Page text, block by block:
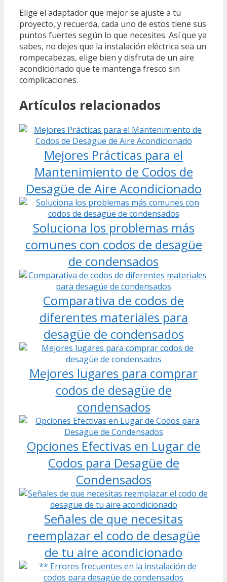
Elige el adaptador que mejor se ajuste a tu
proyecto, y recuerda, cada uno de estos tiene sus
puntos fuertes según lo que necesites. Así que ya
sabes, no dejes que la instalación eléctrica sea un
rompecabezas, elige bien y disfruta de un aire
acondicionado que te mantenga fresco sin
complicaciones.
Artículos relacionados
Mejores Prácticas para el
Mantenimiento de Codos de
Desagüe de Aire Acondicionado
Soluciona los problemas más
comunes con codos de desagüe
de condensados
Comparativa de codos de
diferentes materiales para
desagüe de condensados
Mejores lugares para comprar
codos de desagüe de
condensados
Opciones Efectivas en Lugar de
Codos para Desagüe de
Condensados
Señales de que necesitas
reemplazar el codo de desagüe
de tu aire acondicionado